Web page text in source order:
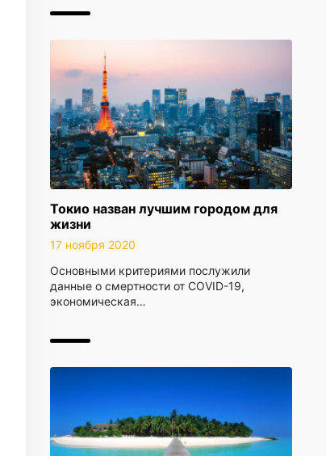
Токио назван лучшим городом для
жизни
17 ноября 2020
Основными критериями послужили
данные о смертности от COVID-19,
экономическая…